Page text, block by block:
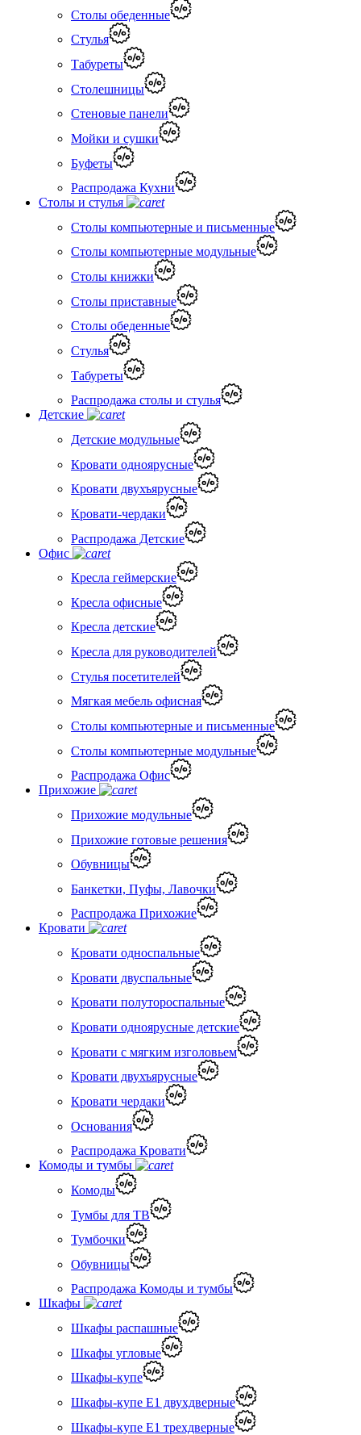
Столы обеденные
Стулья
Табуреты
Столешницы
Стеновые панели
Мойки и сушки
Буфеты
Распродажа Кухни
Столы и стулья
Столы компьютерные и письменные
Столы компьютерные модульные
Столы книжки
Столы приставные
Столы обеденные
Стулья
Табуреты
Распродажа столы и стулья
Детские
Детские модульные
Кровати одноярусные
Кровати двухъярусные
Кровати-чердаки
Распродажа Детские
Офис
Кресла геймерские
Кресла офисные
Кресла детские
Кресла для руководителей
Стулья посетителей
Мягкая мебель офисная
Столы компьютерные и письменные
Столы компьютерные модульные
Распродажа Офис
Прихожие
Прихожие модульные
Прихожие готовые решения
Обувницы
Банкетки, Пуфы, Лавочки
Распродажа Прихожие
Кровати
Кровати односпальные
Кровати двуспальные
Кровати полутороспальные
Кровати одноярусные детские
Кровати с мягким изголовьем
Кровати двухъярусные
Кровати чердаки
Основания
Распродажа Кровати
Комоды и тумбы
Комоды
Тумбы для ТВ
Тумбочки
Обувницы
Распродажа Комоды и тумбы
Шкафы
Шкафы распашные
Шкафы угловые
Шкафы-купе
Шкафы-купе Е1 двухдверные
Шкафы-купе Е1 трехдверные